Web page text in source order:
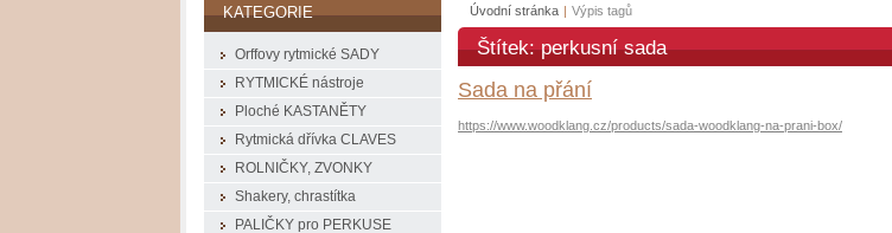
Úvodní stránka | Výpis tagů
Štítek: perkusní sada
Sada na přání
https://www.woodklang.cz/products/sada-woodklang-na-prani-box/
KATEGORIE
Orffovy rytmické SADY
RYTMICKÉ nástroje
Ploché KASTANĚTY
Rytmická dřívka CLAVES
ROLNIČKY, ZVONKY
Shakery, chrastítka
PALIČKY pro PERKUSE